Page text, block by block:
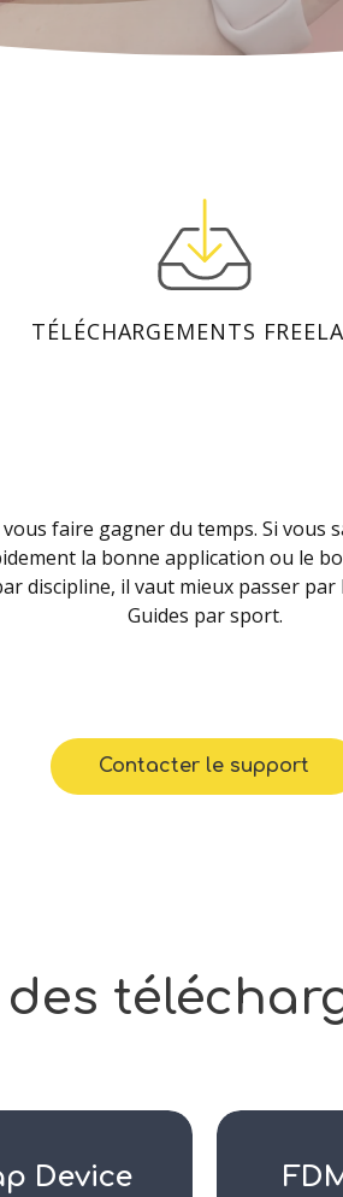
TÉLÉCHARGEMENTS
faire gagner du temps. Si vous
la bonne application ou le
discipline, il vaut mieux passer
Guides par sport.
Contacter le support
des
Device